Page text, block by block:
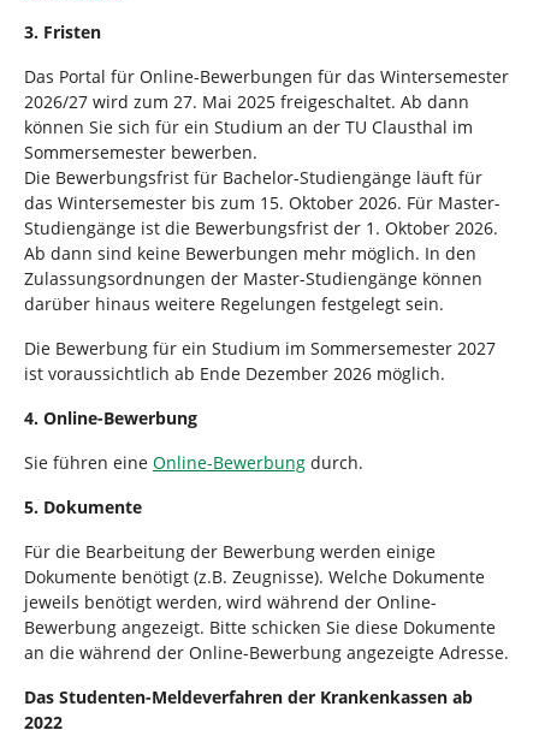
3. Fristen
Das Portal für Online-Bewerbungen für das Wintersemester
2026/27 wird zum 27. Mai 2025 freigeschaltet. Ab dann
können Sie sich für ein Studium an der TU Clausthal im
Sommersemester bewerben.
Die Bewerbungsfrist für Bachelor-Studiengänge läuft für
das Wintersemester bis zum 15. Oktober 2026. Für Master-
Studiengänge ist die Bewerbungsfrist der 1. Oktober 2026.
Ab dann sind keine Bewerbungen mehr möglich. In den
Zulassungsordnungen der Master-Studiengänge können
darüber hinaus weitere Regelungen festgelegt sein.
Die Bewerbung für ein Studium im Sommersemester 2027
ist voraussichtlich ab Ende Dezember 2026 möglich.
4. Online-Bewerbung
Sie führen eine Online-Bewerbung durch.
5. Dokumente
Für die Bearbeitung der Bewerbung werden einige
Dokumente benötigt (z.B. Zeugnisse). Welche Dokumente
jeweils benötigt werden, wird während der Online-
Bewerbung angezeigt. Bitte schicken Sie diese Dokumente
an die während der Online-Bewerbung angezeigte Adresse.
Das Studenten-Meldeverfahren der Krankenkassen ab
2022